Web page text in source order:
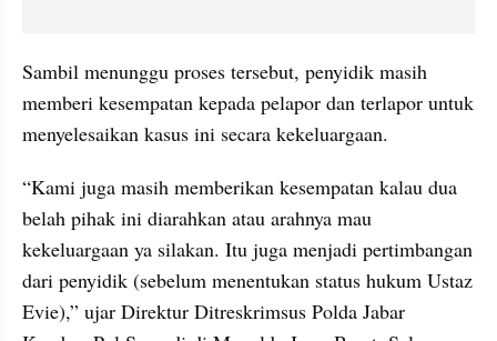
Sambil menunggu proses tersebut, penyidik masih
memberi kesempatan kepada pelapor dan terlapor untuk
menyelesaikan kasus ini secara kekeluargaan.
“Kami juga masih memberikan kesempatan kalau dua
belah pihak ini diarahkan atau arahnya mau
kekeluargaan ya silakan. Itu juga menjadi pertimbangan
dari penyidik (sebelum menentukan status hukum Ustaz
Evie),” ujar Direktur Ditreskrimsus Polda Jabar